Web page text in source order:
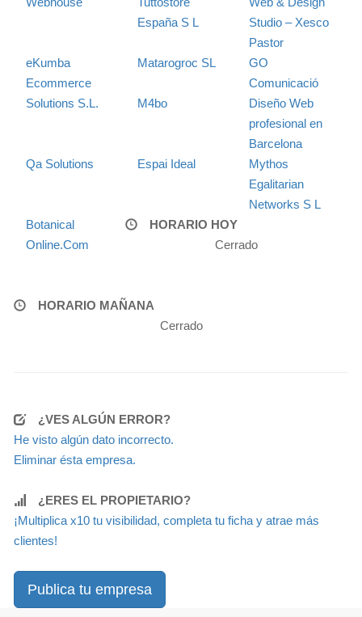
España S L
Studio – Xesco
Pastor
eKumba
Ecommerce
Solutions S.L.
Matarogroc SL
GO
Comunicació
M4bo
Diseño Web
profesional en
Barcelona
Qa Solutions
Espai Ideal
Mythos
Egalitarian
Networks S L
Botanical
Online.Com
HORARIO HOY
Cerrado
HORARIO MAÑANA
Cerrado
¿VES ALGÚN ERROR?
He visto algún dato incorrecto.
Eliminar ésta empresa.
¿ERES EL PROPIETARIO?
¡Multiplica x10 tu visibilidad, completa tu ficha y atrae más
clientes!
Publica tu empresa